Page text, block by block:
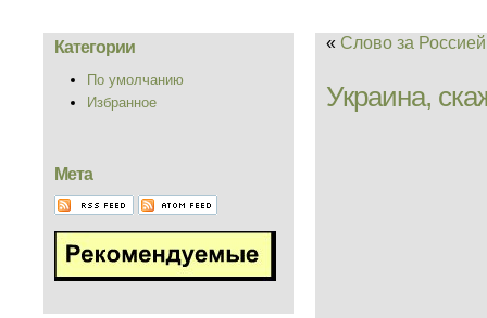
Категории
По умолчанию
Избранное
Мета
« Слово за
Украина,